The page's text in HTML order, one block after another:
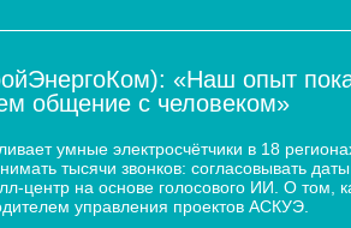
«Наш опыт
общение с человеком»
умные электросчётчики в 18
тысячи звонков: согласовывать
центр на основе голосового ИИ. О том,
управления проектов АСКУЭ.